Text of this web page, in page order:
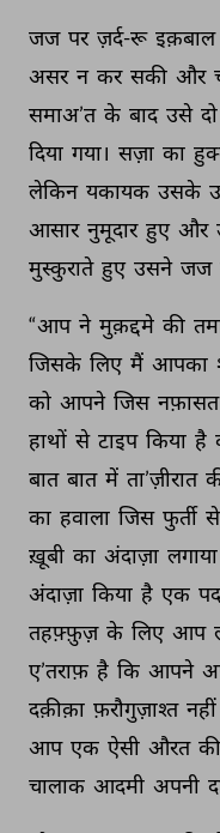
जज पर ज़र्द-रू इक़बाल
असर न कर सकी और
समाअ’त के बाद उसे दो
दिया गया। सज़ा का
लेकिन यकायक उसके
आसार नुमूदार हुए और
मुस्कुराते हुए उसने जज
“आप ने मुक़द्दमे की
जिसके लिए मैं आपका
को आपने जिस नफ़ासत
हाथों से टाइप किया है
बात बात में ता’ज़ीरात
का हवाला जिस फुर्ती से
ख़ूबी का अंदाज़ा लगाया
अंदाज़ा किया है एक
तहफ़्फ़ुज़ के लिए आप
ए’तराफ़ है कि आपने
दक़ीक़ा फ़रौगुज़ाश्त नहीं
आप एक ऐसी औरत की
चालाक आदमी अपनी